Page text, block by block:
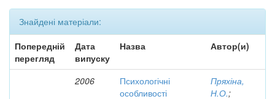
Знайдені матеріали:
Попередній
перегляд
Дата
випуску
Назва Автор(и)
2006
Психологічні
особливості
Пряхіна,
Н.О.;